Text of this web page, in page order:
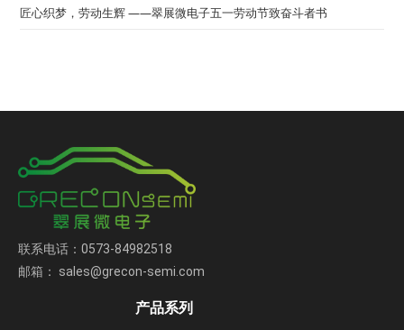
匠心织梦，劳动生辉 ——翠展微电子五一劳动节致奋斗者书
联系电话：0573-84982518
邮箱： sales@grecon-semi.com
产品系列